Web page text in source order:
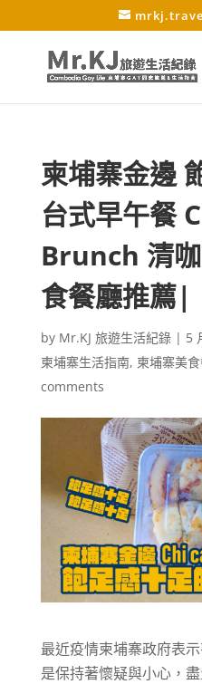
柬埔寨金邊
台式早午餐
Brunch 清
食餐廳推薦|
by Mr.KJ 旅遊生活紀錄| 5
柬埔寨生活指南, 柬埔寨美
comments
最近疫情柬埔寨政府表
是保持著懷疑與小心，